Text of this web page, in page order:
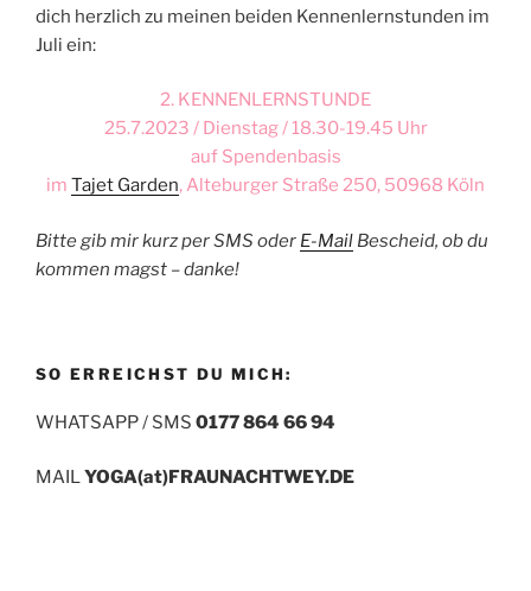
dich herzlich zu meinen beiden Kennenlernstunden im
Juli ein:
2. KENNENLERNSTUNDE
25.7.2023 / Dienstag / 18.30-19.45 Uhr
auf Spendenbasis
im Tajet Garden, Alteburger Straße 250, 50968 Köln
Bitte gib mir kurz per SMS oder E-Mail Bescheid, ob du
kommen magst – danke!
SO ERREICHST DU MICH:
WHATSAPP / SMS 0177 864 66 94
MAILYOGA(at)FRAUNACHTWEY.DE